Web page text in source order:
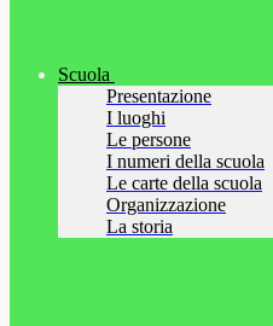
Scuola
Presentazione
I luoghi
Le persone
I numeri della scuola
Le carte della scuola
Organizzazione
La storia